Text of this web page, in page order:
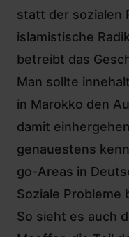
statt der sozialen
islamistische
betreibt das
Man sollte
in Marokko den
damit
genauestens
go-Areas in
Soziale Probleme
So sieht es auch